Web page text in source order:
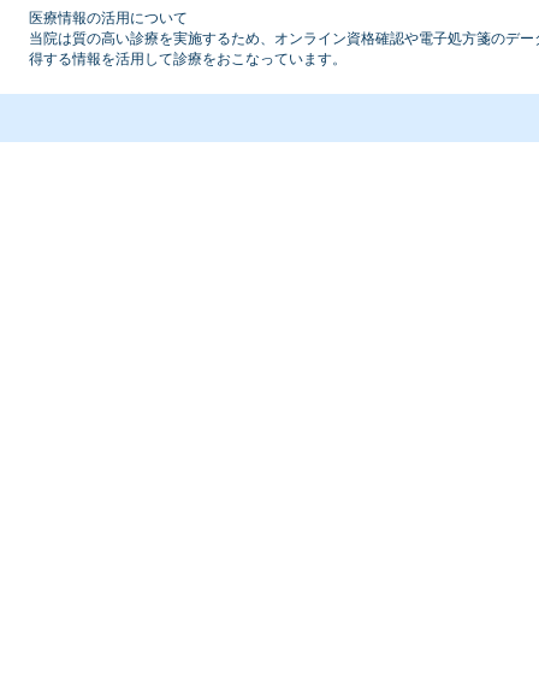
医療情報の活用について
当院は質の高い診療を実施するため、オンライン資格確認や電子処方箋のデー
得する情報を活用して診療をおこなっています。